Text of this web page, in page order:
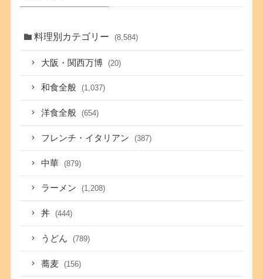
料理別カテゴリー (8,584)
大阪・関西万博 (20)
和食全般 (1,037)
洋食全般 (654)
フレンチ・イタリアン (387)
中華 (879)
ラーメン (1,208)
丼 (444)
うどん (789)
蕎麦 (156)